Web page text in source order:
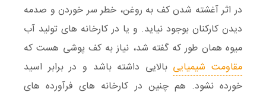
در اثر آغشته شدن کف به روغن، خطرسر خوردنو صدمه
دیدن کارکنان بوجود نیاید. و یا در کارخانه های تولید آب
میوه همان طور که گفته شد، نیاز به کف پوشی هست که
مقاومت شیمیایی بالایی داشته باشد و در برابر اسید
خورده نشود. هم چنین در کارخانه های فرآورده های